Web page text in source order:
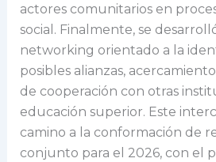
actores comunitarios en
social. Finalmente, se
networking orientado a la
posibles alianzas,
de cooperación con otras
educación superior. Este
camino a la conformación de
conjunto para el 2026, con el